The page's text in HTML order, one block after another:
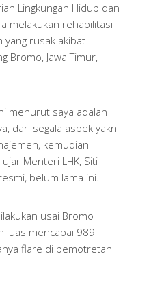
Lingkungan Hidup dan
melakukan rehabilitasi
rusak akibat
Bromo, Jawa Timur,
menurut saya adalah
dari segala aspek yakni
kemudian
Menteri LHK, Siti
belum lama ini.
usai Bromo
luas mencapai 989
flare di pemotretan